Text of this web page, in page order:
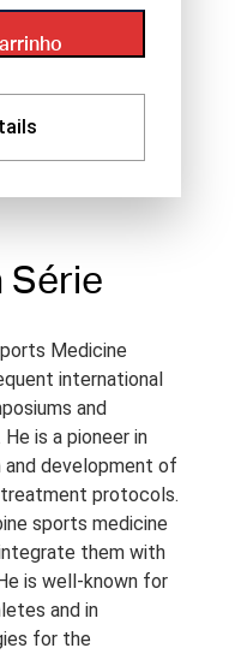
Série
Medicine
international
and
is a pioneer in
and development of
protocols.
sports medicine
them with
is well-known for
and in
for the
(27)
Acesso